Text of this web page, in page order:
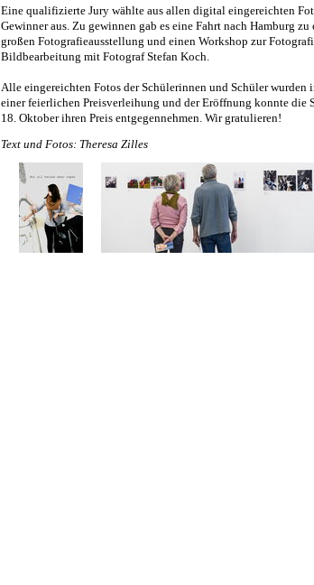
Eine qualifizierte Jury wählte aus allen digital eingereichten
Gewinner aus. Zu gewinnen gab es eine Fahrt nach Hamburg zu
großen Fotografieausstellung und einen Workshop zur
Bildbearbeitung mit Fotograf Stefan Koch.
Alle eingereichten Fotos der Schülerinnen und Schüler
einer feierlichen Preisverleihung und der Eröffnung konnte die
18. Oktober ihren Preis entgegennehmen. Wir gratulieren!
Text und Fotos: Theresa Zilles